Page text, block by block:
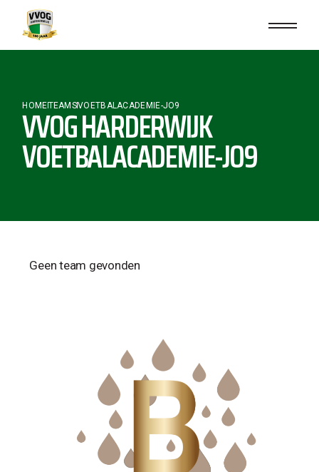
HOMETEAMSVOETBALACADEMIE-JO9
VVOG HARDERWIJK
VOETBALACADEMIE-JO9
Geen team gevonden